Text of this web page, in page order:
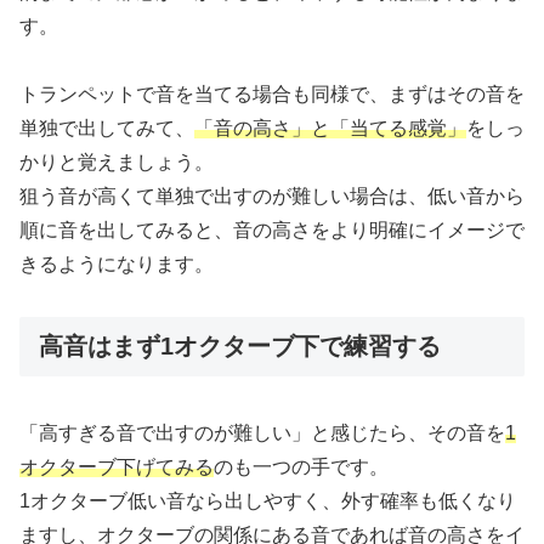
す。
トランペットで音を当てる場合も同様で、まずはその音を
単独で出してみて、 「音の高さ」と「当てる感覚」をしっ
かりと覚えましょう。
狙う音が高くて単独で出すのが難しい場合は、低い音から
順に音を出してみると、音の高さをより明確にイメージで
きるようになります。
高音はまず1オクターブ下で練習する
「高すぎる音で出すのが難しい」と感じたら、その音を1
オクターブ下げてみるのも一つの手です。
1オクターブ低い音なら出しやすく、外す確率も低くなり
ますし、オクターブの関係にある音であれば音の高さをイ